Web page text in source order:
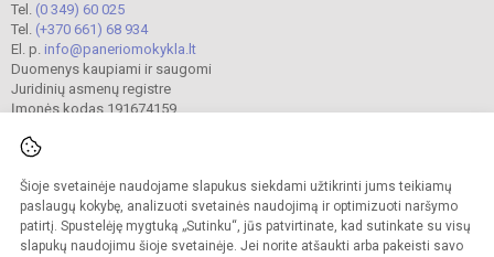
Šioje svetainėje naudojame slapukus siekdami užtikrinti jums teikiamų
paslaugų kokybę, analizuoti svetainės naudojimą ir optimizuoti naršymo
patirtį. Spustelėję mygtuką „Sutinku“, jūs patvirtinate, kad sutinkate su visų
slapukų naudojimu šioje svetainėje. Jei norite atšaukti arba pakeisti savo
Tel. (0 349) 60 025
Tel. (+370 661) 68 934
El. p. info@paneriomokykla.lt
Duomenys kaupiami ir saugomi
Juridinių asmenų registre
Įmonės kodas 191674159
© 2023. Jonavos Panerio pradinė mokykla. Visos teisės saugomos.
Kopijuoti turinį be raštiško įstaigos administracijos sutikimo griežtai draudžiama.
Prieinamumo paraiška Slapukų valdymas